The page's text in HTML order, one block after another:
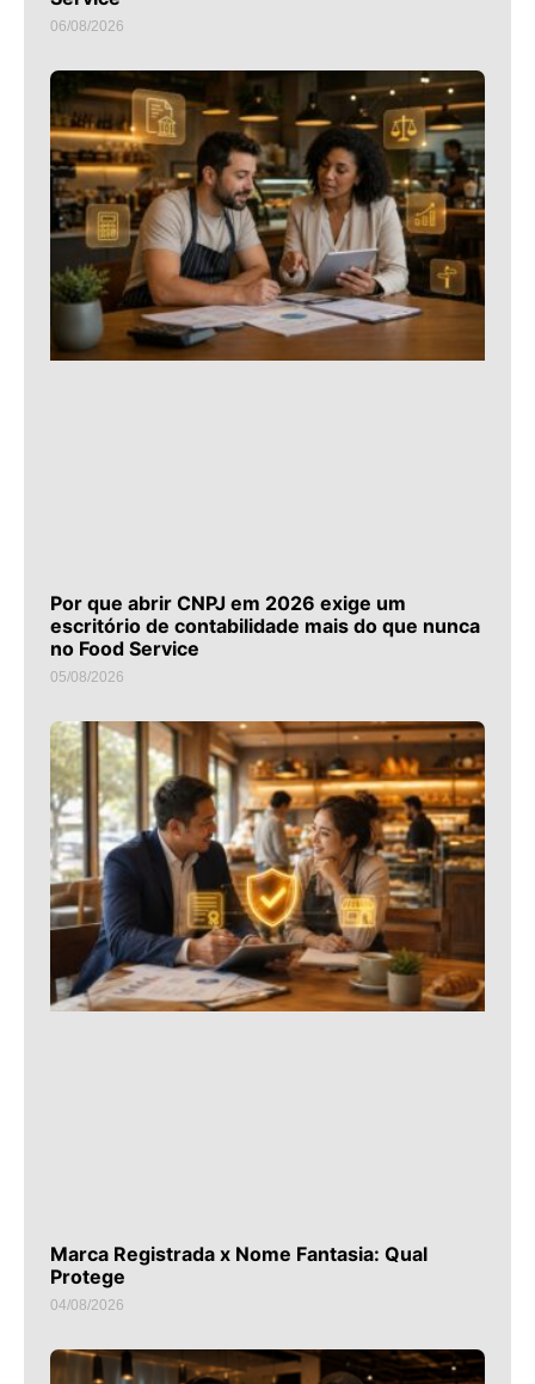
06/08/2026
Por que abrir CNPJ em 2026 exige um
escritório de contabilidade mais do que nunca
no Food Service
05/08/2026
Marca Registrada x Nome Fantasia: Qual
Protege
04/08/2026